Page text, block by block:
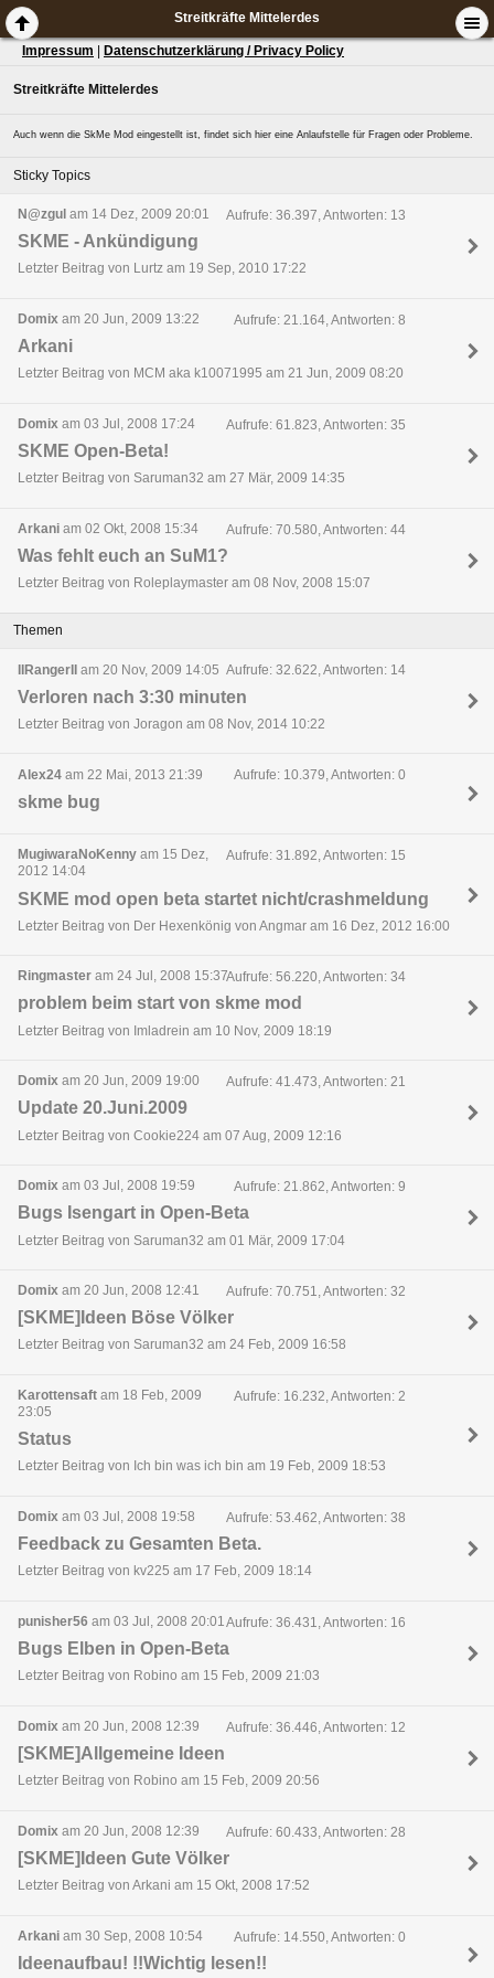
Streitkräfte Mittelerdes
Impressum Datenschutzerklärung / Privacy Policy
Streitkräfte Mittelerdes
Auch wenn die SkMe Mod eingestellt ist, findet sich hier eine Anlaufstelle für Fragen oder Probleme.
Sticky Topics
N@zgul am 14 Dez, 2009 20:01 Aufrufe: 36.397, Antworten: 13
SKME - Ankündigung
Letzter Beitrag von Lurtz am 19 Sep, 2010 17:22
Domix am 20 Jun, 2009 13:22 Aufrufe: 21.164, Antworten: 8
Arkani
Letzter Beitrag von MCM aka k10071995 am 21 Jun, 2009 08:20
Domix am 03 Jul, 2008 17:24 Aufrufe: 61.823, Antworten: 35
SKME Open-Beta!
Letzter Beitrag von Saruman32 am 27 Mär, 2009 14:35
Arkani am 02 Okt, 2008 15:34 Aufrufe: 70.580, Antworten: 44
Was fehlt euch an SuM1?
Letzter Beitrag von Roleplaymaster am 08 Nov, 2008 15:07
Themen
IIRangerII am 20 Nov, 2009 14:05 Aufrufe: 32.622, Antworten: 14
Verloren nach 3:30 minuten
Letzter Beitrag von Joragon am 08 Nov, 2014 10:22
Alex24 am 22 Mai, 2013 21:39 Aufrufe: 10.379, Antworten: 0
skme bug
MugiwaraNoKenny am 15 Dez,
2012 14:04
Aufrufe: 31.892, Antworten: 15
SKME mod open beta startet nicht/crashmeldung
Letzter Beitrag von Der Hexenkönig von Angmar am 16 Dez, 2012 16:00
Ringmaster am 24 Jul, 2008 15:37Aufrufe: 56.220, Antworten: 34
problem beim start von skme mod
Letzter Beitrag von Imladrein am 10 Nov, 2009 18:19
Domix am 20 Jun, 2009 19:00 Aufrufe: 41.473, Antworten: 21
Update 20.Juni.2009
Letzter Beitrag von Cookie224 am 07 Aug, 2009 12:16
Domix am 03 Jul, 2008 19:59 Aufrufe: 21.862, Antworten: 9
Bugs Isengart in Open-Beta
Letzter Beitrag von Saruman32 am 01 Mär, 2009 17:04
Domix am 20 Jun, 2008 12:41 Aufrufe: 70.751, Antworten: 32
[SKME]Ideen Böse Völker
Letzter Beitrag von Saruman32 am 24 Feb, 2009 16:58
Karottensaft am 18 Feb, 2009
23:05
Aufrufe: 16.232, Antworten: 2
Status
Letzter Beitrag von Ich bin was ich bin am 19 Feb, 2009 18:53
Domix am 03 Jul, 2008 19:58 Aufrufe: 53.462, Antworten: 38
Feedback zu Gesamten Beta.
Letzter Beitrag von kv225 am 17 Feb, 2009 18:14
punisher56 am 03 Jul, 2008 20:01Aufrufe: 36.431, Antworten: 16
Bugs Elben in Open-Beta
Letzter Beitrag von Robino am 15 Feb, 2009 21:03
Domix am 20 Jun, 2008 12:39 Aufrufe: 36.446, Antworten: 12
[SKME]Allgemeine Ideen
Letzter Beitrag von Robino am 15 Feb, 2009 20:56
Domix am 20 Jun, 2008 12:39 Aufrufe: 60.433, Antworten: 28
[SKME]Ideen Gute Völker
Letzter Beitrag von Arkani am 15 Okt, 2008 17:52
Arkani am 30 Sep, 2008 10:54 Aufrufe: 14.550, Antworten: 0
Ideenaufbau! !!Wichtig lesen!!